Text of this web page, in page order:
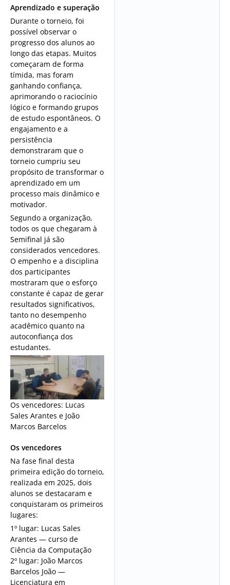
Aprendizado e superação
Durante o torneio, foi
possível observar o
progresso dos alunos ao
longo das etapas. Muitos
começaram de forma
tímida, mas foram
ganhando confiança,
aprimorando o raciocínio
lógico e formando grupos
de estudo espontâneos. O
engajamento e a
persistência
demonstraram que o
torneio cumpriu seu
propósito de transformar o
aprendizado em um
processo mais dinâmico e
motivador.
Segundo a organização,
todos os que chegaram à
Semifinal já são
considerados vencedores.
O empenho e a disciplina
dos participantes
mostraram que o esforço
constante é capaz de gerar
resultados significativos,
tanto no desempenho
acadêmico quanto na
autoconfiança dos
estudantes.
Os vencedores: Lucas
Sales Arantes e João
Marcos Barcelos
Os vencedores
Na fase final desta
primeira edição do torneio,
realizada em 2025, dois
alunos se destacaram e
conquistaram os primeiros
lugares:
1º lugar: Lucas Sales
Arantes — curso de
Ciência da Computação
2º lugar: João Marcos
Barcelos João —
Licenciatura em